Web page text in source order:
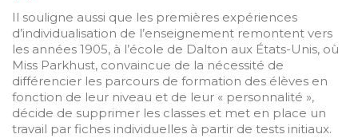
Il souligne aussi que les premières expériences
d’individualisation de l’enseignement remontent vers
les années 1905, à l’école de Dalton aux États-Unis, où
Miss Parkhust, convaincue de la nécessité de
différencier les parcours de formation des élèves en
fonction de leur niveau et de leur « personnalité »,
décide de supprimer les classes et met en place un
travail par fiches individuelles à partir de tests initiaux.